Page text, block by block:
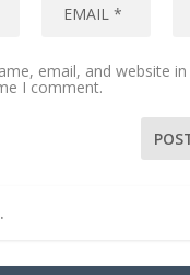
email, and website
I comment.